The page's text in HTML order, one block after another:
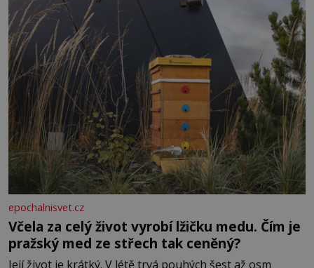
zednářské lóže. Nebyl v této oblasti žádným nováčkem,
protože do zednářské
epochalnisvet.cz
Včela za celý život vyrobí lžičku medu. Čím je
pražský med ze střech tak ceněný?
Její život je krátký. V létě trvá pouhých šest až osm